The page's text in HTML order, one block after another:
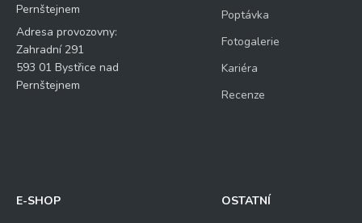
Pernštejnem
Adresa provozovny:
Zahradní 291
593 01 Bystřice nad
Pernštejnem
Poptávka
Fotogalerie
Kariéra
Recenze
E-SHOP OSTATNÍ